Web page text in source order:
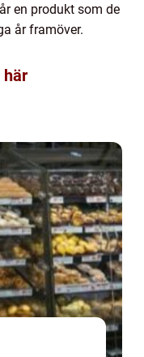
en produkt som de
år framöver.
här